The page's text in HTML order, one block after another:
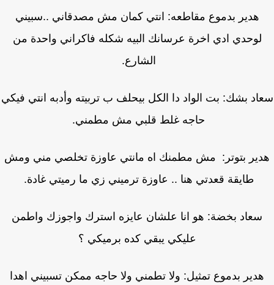
هدير بدموع مقاطعه: انتي كمان مش مصدقاني ..سبيني
لوحدي ادي اخرة عرسانك البيه شكله فاكراني واحدة من
الشارع.
بشك: بت الواد دا الكل بيحلف ب تربيته وأدبه انتي فيكي
حاجه غلط قلبي مش مطمني.
بتوتر: مش مطمنك اه مانتي عاوزة تخلصي مني ومش
طايقة قعدتي هنا .. عاوزة ترميني زي ما رميتي غادة.
سعاد بخضة: هو انا علشان عايزه استرك واجوزك واطمن
عليكي يبقي كده برميكي ؟
بدموع تمثيل: ولا تطمني ولا حاجه ممكن تسبيني اهدا